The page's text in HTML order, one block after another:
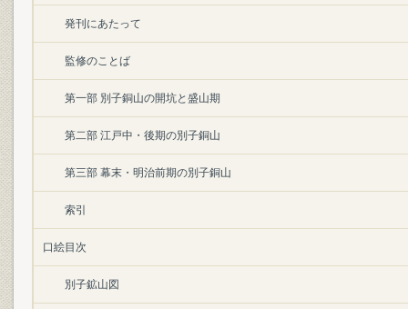
発刊にあたって
監修のことば
第一部 別子銅山の開坑と盛山期
第二部 江戸中・後期の別子銅山
第三部 幕末・明治前期の別子銅山
索引
口絵目次
別子鉱山図